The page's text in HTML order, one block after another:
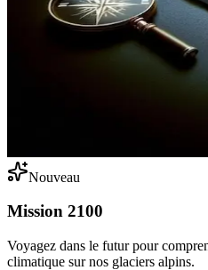
Nouveau
Mission 2100
Voyagez dans le futur pour
climatique sur nos glaciers alpins.